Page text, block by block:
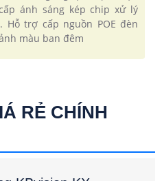
ánh sáng kép chip xử lý
trợ cấp nguồn POE đèn
màu ban đêm
RẺ CHÍNH